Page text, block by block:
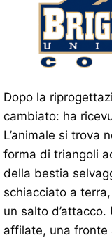
Dopo la
cambiato: ha
L’animale si trova
forma di triangoli
della bestia
schiacciato a
un salto
affilate, una fronte